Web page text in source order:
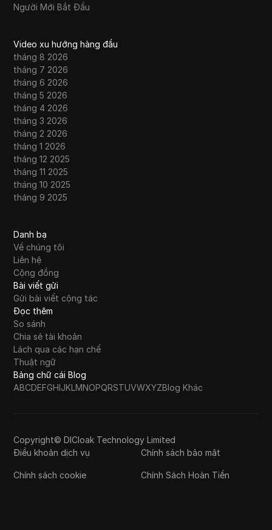
Người Mới Bắt Đầu
Video xu hướng hàng đầu
tháng 8 2026
tháng 7 2026
tháng 6 2026
tháng 5 2026
tháng 4 2026
tháng 3 2026
tháng 2 2026
tháng 1 2026
tháng 12 2025
tháng 11 2025
tháng 10 2025
tháng 9 2025
Danh bạ
Về chúng tôi
Liên hệ
Cộng đồng
Bài viết gửi
Gửi bài viết cộng tác
Đọc thêm
So sánh
Chia sẻ tài khoản
Lách qua các hạn chế
Thuật ngữ
Bảng chữ cái Blog
ABCDEFGHIJKLMNOPQRSTUVWXYZBlog Khác
Copyright© DICloak Technology Limited
Điều khoản dịch vụ
Chính sách bảo mật
Chính sách cookie Chính Sách Hoàn Tiền